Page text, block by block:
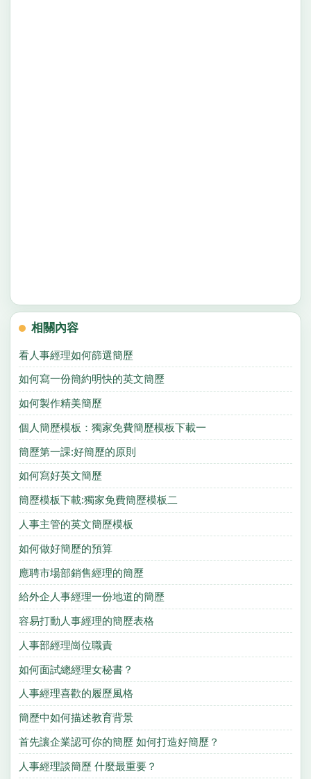
相關內容
看人事經理如何篩選簡歷
如何寫一份簡約明快的英文簡歷
如何製作精美簡歷
個人簡歷模板：獨家免費簡歷模板下載一
簡歷第一課:好簡歷的原則
如何寫好英文簡歷
簡歷模板下載:獨家免費簡歷模板二
人事主管的英文簡歷模板
如何做好簡歷的預算
應聘市場部銷售經理的簡歷
給外企人事經理一份地道的簡歷
容易打動人事經理的簡歷表格
人事部經理崗位職責
如何面試總經理女秘書？
人事經理喜歡的履歷風格
簡歷中如何描述教育背景
首先讓企業認可你的簡歷 如何打造好簡歷？
人事經理談簡歷 什麼最重要？